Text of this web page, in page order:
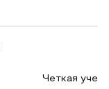
Четкая